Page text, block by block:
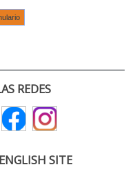
REDES
SITE